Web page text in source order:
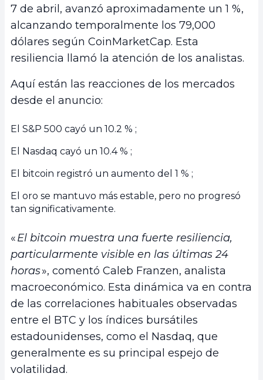
7 de abril, avanzó aproximadamente un 1 %,
alcanzando temporalmente los 79,000
dólares según CoinMarketCap. Esta
resiliencia llamó la atención de los analistas.
Aquí están las reacciones de los mercados
desde el anuncio:
El S&P 500 cayó un 10.2 % ;
El Nasdaq cayó un 10.4 % ;
El bitcoin registró un aumento del 1 % ;
El oro se mantuvo más estable, pero no progresó
tan significativamente.
«El bitcoin muestra una fuerte resiliencia,
particularmente visible en las últimas 24
horas», comentó Caleb Franzen, analista
macroeconómico. Esta dinámica va en contra
de las correlaciones habituales observadas
entre el BTC y los índices bursátiles
estadounidenses, como el Nasdaq, que
generalmente es su principal espejo de
volatilidad.